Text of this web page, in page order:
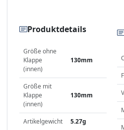
Produktdetails
Größe ohne
Klappe
(innen)
130mm
Größe mit
Klappe
(innen)
130mm
Artikelgewicht 5.27g